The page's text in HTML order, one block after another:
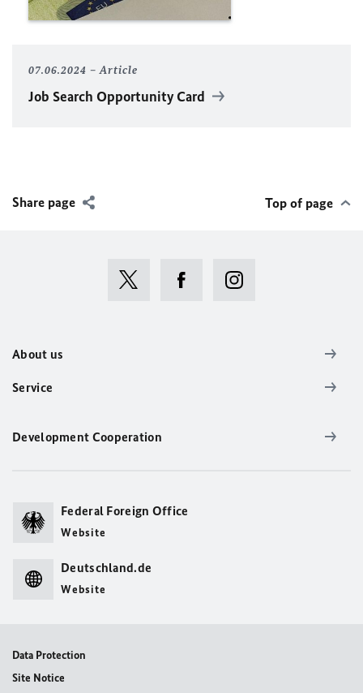
07.06.2024 Article
Job Search Opportunity Card
Share page Top of page
About us
Service
Development Cooperation
Federal Foreign Office
Website
Deutschland.de
Website
Data Protection
Site Notice